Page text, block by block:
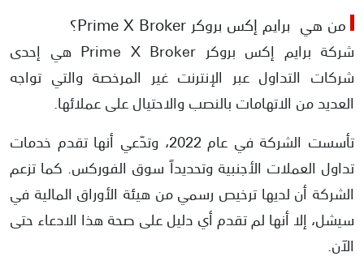
من هي برايم إكس بروكر Prime X Broker؟
شركة برايم إكس بروكر Prime X Broker هي إحدى
شركات التداول عبر الإنترنت غير المرخصة والتي تواجه
العديد من الاتهامات بالنصب والاحتيال على عملائها.
تأسست الشركة في عام 2022، وتدّعي أنها تقدم خدمات
تداول العملات الأجنبية وتحديداً سوق الفوركس. كما تزعم
الشركة أن لديها ترخيص رسمي من هيئة الأوراق المالية في
سيشل، إلا أنها لم تقدم أي دليل على صحة هذا الادعاء حتى
الآن.